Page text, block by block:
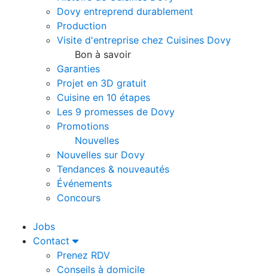
Dovy entreprend durablement
Production
Visite d'entreprise chez Cuisines Dovy
Bon à savoir
Garanties
Projet en 3D gratuit
Cuisine en 10 étapes
Les 9 promesses de Dovy
Promotions
Nouvelles
Nouvelles sur Dovy
Tendances & nouveautés
Événements
Concours
Jobs
Contact
Prenez RDV
Conseils à domicile